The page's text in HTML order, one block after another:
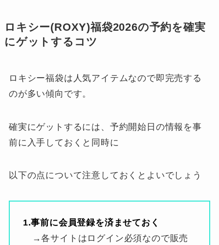
ロキシー(ROXY)福袋2026の予約を確実
にゲットするコツ
ロキシー福袋は人気アイテムなので即完売する
のが多い傾向です。
確実にゲットするには、予約開始日の情報を事
前に入手しておくと同時に
以下の点について注意しておくとよいでしょう
1.事前に会員登録を済ませておく
→各サイトはログイン必須なので販売